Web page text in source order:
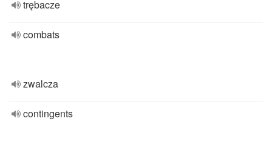
trębacze
combats
zwalcza
contingents